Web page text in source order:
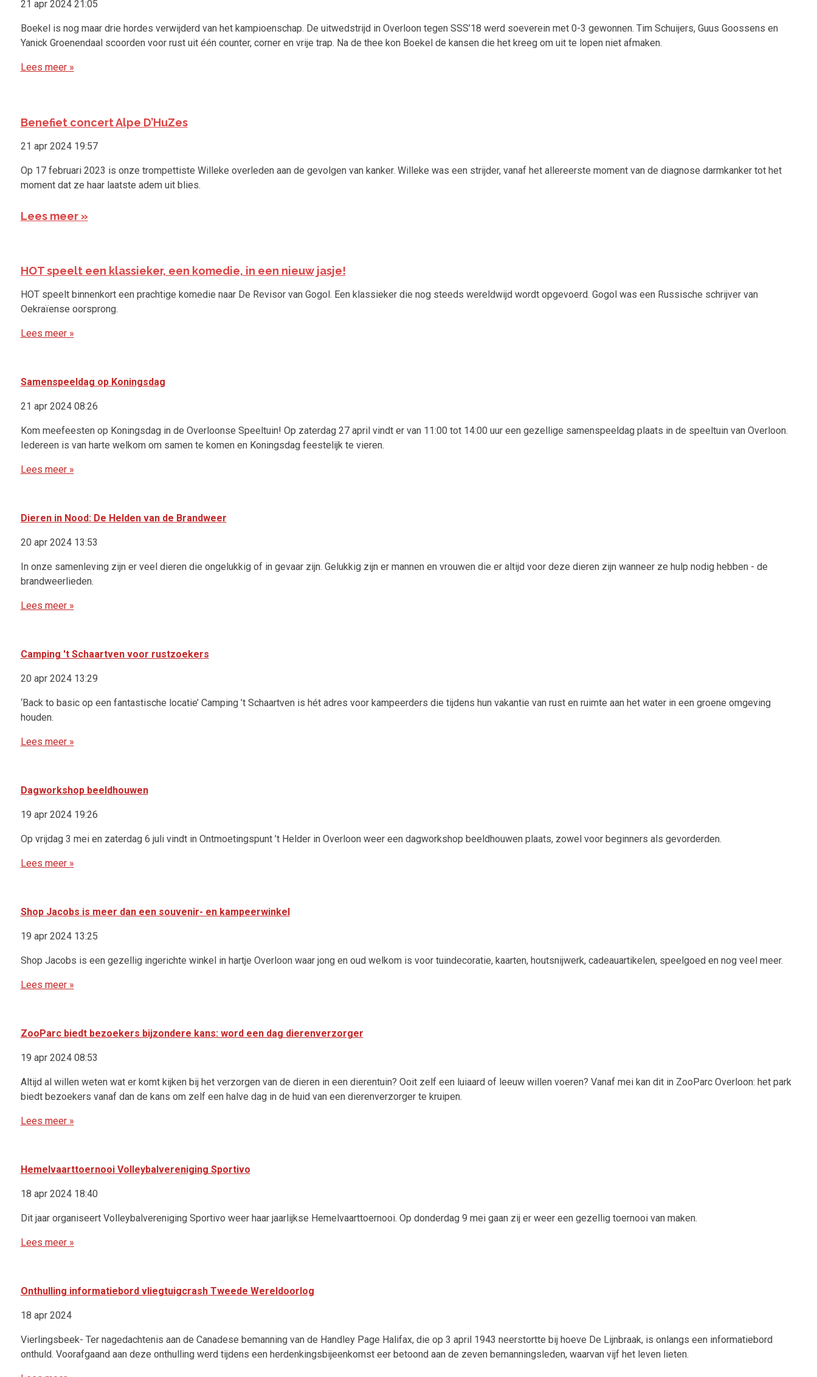
21 apr 2024 21:05
Boekel is nog maar drie hordes verwijderd van het kampioenschap. De uitwedstrijd in Overloon tegen SSS’18 werd soeverein met 0-3 gewonnen. Tim Schuijers, Guus Goossens en
Yanick Groenendaal scoorden voor rust uit één counter, corner en vrije trap. Na de thee kon Boekel de kansen die het kreeg om uit te lopen niet afmaken.
Lees meer »
Benefiet concert Alpe D’HuZes
21 apr 2024 19:57
Op 17 februari 2023 is onze trompettiste Willeke overleden aan de gevolgen van kanker. Willeke was een strijder, vanaf het allereerste moment van de diagnose darmkanker tot het
moment dat ze haar laatste adem uit blies.
Lees meer »
HOT speelt een klassieker, een komedie, in een nieuw jasje!
HOT speelt binnenkort een prachtige komedie naar De Revisor van Gogol. Een klassieker die nog steeds wereldwijd wordt opgevoerd. Gogol was een Russische schrijver van
Oekraïense oorsprong.
Lees meer »
Samenspeeldag op Koningsdag
21 apr 2024 08:26
Kom meefeesten op Koningsdag in de Overloonse Speeltuin! Op zaterdag 27 april vindt er van 11:00 tot 14:00 uur een gezellige samenspeeldag plaats in de speeltuin van Overloon.
Iedereen is van harte welkom om samen te komen en Koningsdag feestelijk te vieren.
Lees meer »
Dieren in Nood: De Helden van de Brandweer
20 apr 2024 13:53
In onze samenleving zijn er veel dieren die ongelukkig of in gevaar zijn. Gelukkig zijn er mannen en vrouwen die er altijd voor deze dieren zijn wanneer ze hulp nodig hebben - de
brandweerlieden.
Lees meer »
Camping 't Schaartven voor rustzoekers
20 apr 2024 13:29
‘Back to basic op een fantastische locatie’ Camping ’t Schaartven is hét adres voor kampeerders die tijdens hun vakantie van rust en ruimte aan het water in een groene omgeving
houden.
Lees meer »
Dagworkshop beeldhouwen
19 apr 2024 19:26
Op vrijdag 3 mei en zaterdag 6 juli vindt in Ontmoetingspunt ’t Helder in Overloon weer een dagworkshop beeldhouwen plaats, zowel voor beginners als gevorderden.
Lees meer »
Shop Jacobs is meer dan een souvenir- en kampeerwinkel
19 apr 2024 13:25
Shop Jacobs is een gezellig ingerichte winkel in hartje Overloon waar jong en oud welkom is voor tuindecoratie, kaarten, houtsnijwerk, cadeauartikelen, speelgoed en nog veel meer.
Lees meer »
ZooParc biedt bezoekers bijzondere kans: word een dag dierenverzorger
19 apr 2024 08:53
Altijd al willen weten wat er komt kijken bij het verzorgen van de dieren in een dierentuin? Ooit zelf een luiaard of leeuw willen voeren? Vanaf mei kan dit in ZooParc Overloon: het park
biedt bezoekers vanaf dan de kans om zelf een halve dag in de huid van een dierenverzorger te kruipen.
Lees meer »
Hemelvaarttoernooi Volleybalvereniging Sportivo
18 apr 2024 18:40
Dit jaar organiseert Volleybalvereniging Sportivo weer haar jaarlijkse Hemelvaarttoernooi. Op donderdag 9 mei gaan zij er weer een gezellig toernooi van maken.
Lees meer »
Onthulling informatiebord vliegtuigcrash Tweede Wereldoorlog
18 apr 2024
Vierlingsbeek- Ter nagedachtenis aan de Canadese bemanning van de Handley Page Halifax, die op 3 april 1943 neerstortte bij hoeve De Lijnbraak, is onlangs een informatiebord
onthuld. Voorafgaand aan deze onthulling werd tijdens een herdenkingsbijeenkomst eer betoond aan de zeven bemanningsleden, waarvan vijf het leven lieten.